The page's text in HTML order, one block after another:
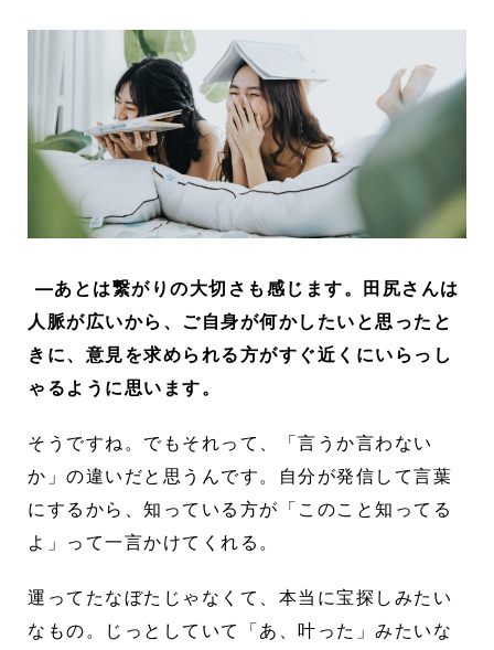
―あとは繋がりの大切さも感じます。田尻さんは
人脈が広いから、ご自身が何かしたいと思ったと
きに、意見を求められる方がすぐ近くにいらっし
ゃるように思います。
そうですね。でもそれって、「言うか言わない
か」の違いだと思うんです。自分が発信して言葉
にするから、知っている方が「このこと知ってる
よ」って一言かけてくれる。
運ってたなぼたじゃなくて、本当に宝探しみたい
なもの。じっとしていて「あ、叶った」みたいな